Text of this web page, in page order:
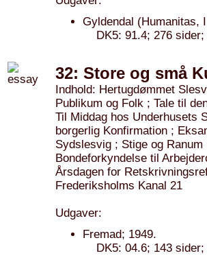
Gyldendal (Humanitas,
DK5: 91.4; 276
32: Store og små
Indhold: Hertugdømmet
Publikum og Folk ; Tale til
Til Middag hos Underhusets
borgerlig Konfirmation ;
Sydslesvig ; Stige og
Bondeforkyndelse til
Årsdagen for
Frederiksholms Kanal 21
Udgaver:
Fremad; 1949.
DK5: 04.6; 143